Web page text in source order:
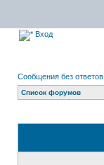
Вход
Сообщения без ответов
Список форумов